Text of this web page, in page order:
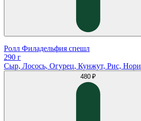
Ролл Филадельфия спешл
290 г
Сыр, Лосось, Огурец, Кунжут, Рис, Нори
480 ₽